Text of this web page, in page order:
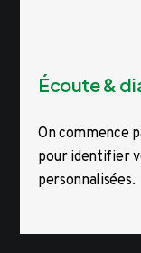
Écoute &
On commence
pour identifier
personnalisées.